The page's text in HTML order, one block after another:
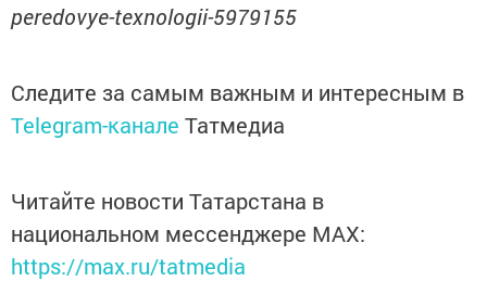
peredovye-texnologii-5979155
Следите за самым важным и интересным в
Telegram-канале Татмедиа
Читайте новости Татарстана в
национальном мессенджере MАХ:
https://max.ru/tatmedia